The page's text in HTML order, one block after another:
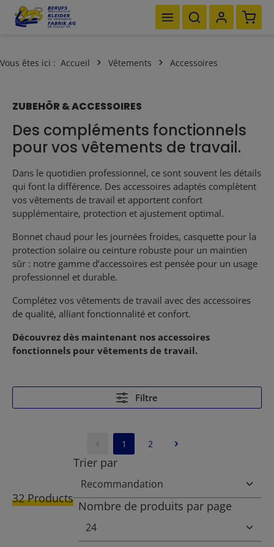
Passer au contenu principal Le
Vous êtes ici : Accueil Vêtements Accessoires
ZUBEHÖR & ACCESSOIRES
Des compléments fonctionnels
pour vos vêtements de travail.
Dans le quotidien professionnel, ce sont souvent les détails
qui font la différence. Des accessoires adaptés complètent
vos vêtements de travail et apportent confort
supplémentaire, protection et ajustement optimal.
Bonnet chaud pour les journées froides, casquette pour la
protection solaire ou ceinture robuste pour un maintien
sûr : notre gamme d’accessoires est pensée pour un usage
professionnel et durable.
Complétez vos vêtements de travail avec des accessoires
de qualité, alliant fonctionnalité et confort.
Découvrez dès maintenant nos accessoires
fonctionnels pour vêtements de travail.
Filtre
Page
1 Page
2
32 Products
Trier par
Nombre de produits par page